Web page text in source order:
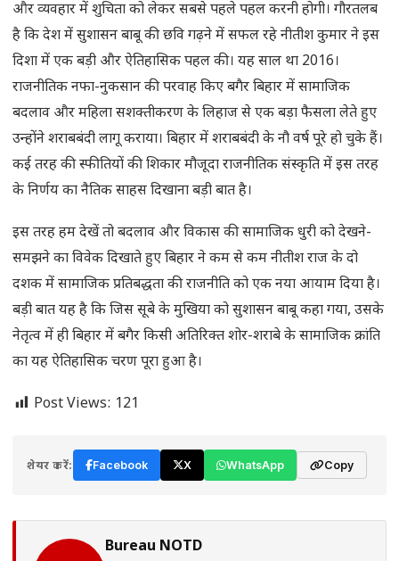
और व्यवहार में शुचिता को लेकर सबसे पहले पहल करनी होगी। गौरतलब
है कि देश में सुशासन बाबू की छवि गढ़ने में सफल रहे नीतीश कुमार ने इस
दिशा में एक बड़ी और ऐतिहासिक पहल की। यह साल था 2016।
राजनीतिक नफा-नुकसान की परवाह किए बगैर बिहार में सामाजिक
बदलाव और महिला सशक्तीकरण के लिहाज से एक बड़ा फैसला लेते हुए
उन्होंने शराबबंदी लागू कराया। बिहार में शराबबंदी के नौ वर्ष पूरे हो चुके हैं।
कई तरह की स्फीतियों की शिकार मौजूदा राजनीतिक संस्कृति में इस तरह
के निर्णय का नैतिक साहस दिखाना बड़ी बात है।
इस तरह हम देखें तो बदलाव और विकास की सामाजिक धुरी को देखने-
समझने का विवेक दिखाते हुए बिहार ने कम से कम नीतीश राज के दो
दशक में सामाजिक प्रतिबद्धता की राजनीति को एक नया आयाम दिया है।
बड़ी बात यह है कि जिस सूबे के मुखिया को सुशासन बाबू कहा गया, उसके
नेतृत्व में ही बिहार में बगैर किसी अतिरिक्त शोर-शराबे के सामाजिक क्रांति
का यह ऐतिहासिक चरण पूरा हुआ है।
Post Views: 121
शेयर करें: Facebook X WhatsApp Copy
Bureau NOTD